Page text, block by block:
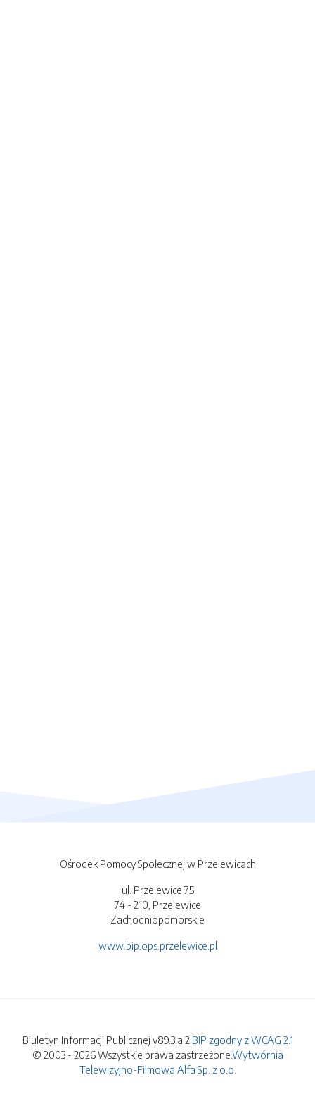
Ośrodek Pomocy Społecznej w Przelewicach
ul. Przelewice 75
74 - 210, Przelewice
Zachodniopomorskie
www.bip.ops.przelewice.pl
Biuletyn Informacji Publicznej v89.3.a.2 BIP zgodny z WCAG 2.1
© 2003 - 2026 Wszystkie prawa zastrzeżone.Wytwórnia
Telewizyjno-Filmowa Alfa Sp. z o.o.